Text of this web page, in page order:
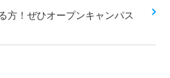
方！ぜひオープンキャンパス